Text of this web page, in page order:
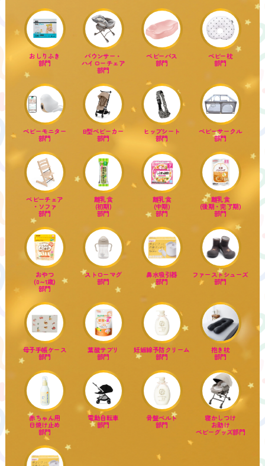
おしりふき
部門
バウンサー・
ハイローチェア
部門
ベビーバス
部門
ベビー枕
部門
ベビーモニター
部門
B型ベビーカー
部門
ヒップシート
部門
ベビーサークル
部門
ベビーチェア
・ソファ
部門
離乳食
(初期)
部門
離乳食
(中期)
部門
離乳食
(後期・完了期)
部門
おやつ
(0～1歳)
部門
ストローマグ
部門
鼻水吸引器
部門
ファーストシューズ
部門
母子手帳ケース
部門
葉酸サプリ
部門
妊娠線予防クリーム
部門
抱き枕
部門
赤ちゃん用
日焼け止め
部門
電動自転車
部門
骨盤ベルト
部門
寝かしつけ
お助け
ベビーグッズ部門